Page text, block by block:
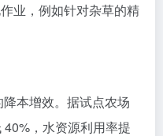
业，例如针对杂草的精
本增效。据试点农场
，水资源利用率提